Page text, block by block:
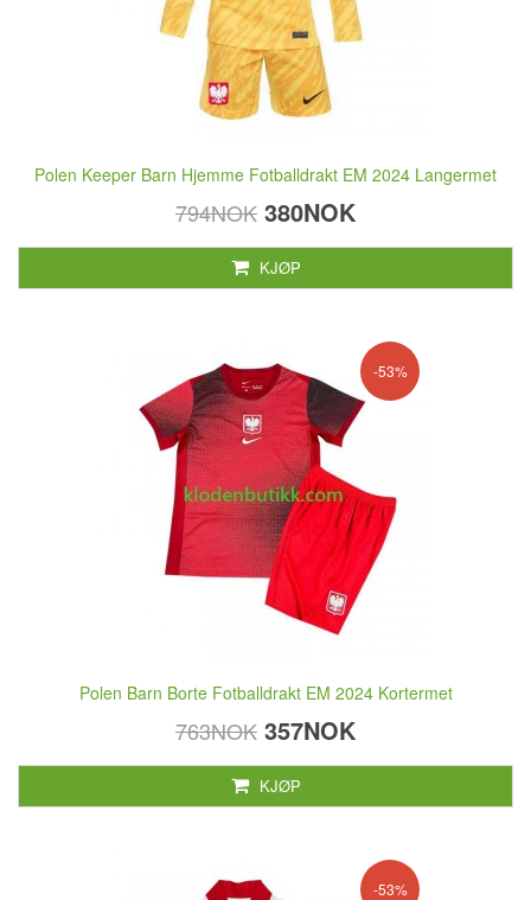
Polen Keeper Barn Hjemme Fotballdrakt EM 2024 Langermet
794NOK 380NOK
KJØP
-53%
Polen Barn Borte Fotballdrakt EM 2024 Kortermet
763NOK 357NOK
KJØP
-53%